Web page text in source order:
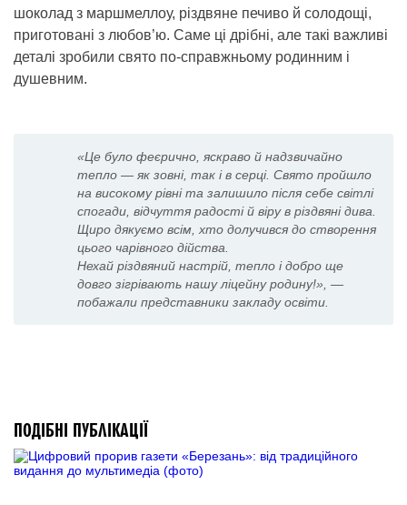
шоколад з маршмеллоу, різдвяне печиво й солодощі,
приготовані з любов’ю. Саме ці дрібні, але такі важливі
деталі зробили свято по-справжньому родинним і
душевним.
«Це було феєрично, яскраво й надзвичайно
тепло — як зовні, так і в серці. Свято пройшло
на високому рівні та залишило після себе світлі
спогади, відчуття радості й віру в різдвяні дива.
Щиро дякуємо всім, хто долучився до створення
цього чарівного дійства.
Нехай різдвяний настрій, тепло і добро ще
довго зігрівають нашу ліцейну родину!», —
побажали представники закладу освіти.
ПОДІБНІ ПУБЛІКАЦІЇ